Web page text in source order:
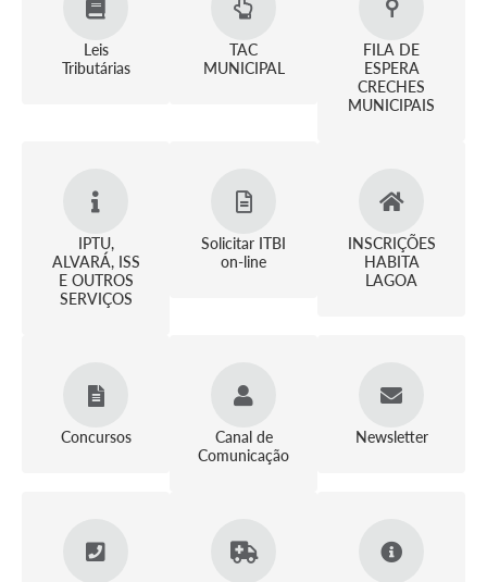
A Nossa Cidade
Conselhos Municipais
Notícias
Termos de Uso & Política de Privacidade
Leis
Tributárias
TAC
MUNICIPAL
FILA DE
ESPERA
CRECHES
MUNICIPAIS
IPTU,
ALVARÁ, ISS
E OUTROS
SERVIÇOS
Solicitar ITBI
on-line
INSCRIÇÕES
HABITA
LAGOA
Concursos
Canal de
Comunicação
Newsletter